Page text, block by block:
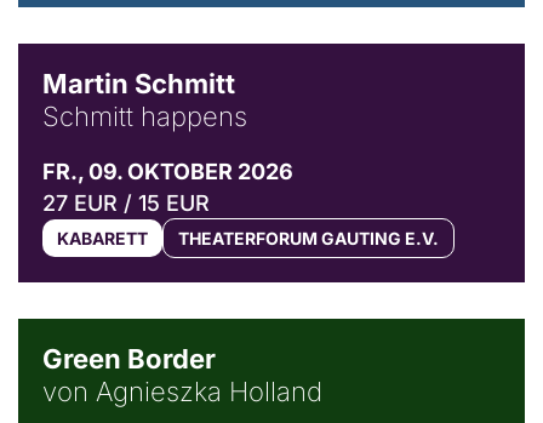
Martin Schmitt
Schmitt happens
FR., 09. OKTOBER 2026
27 EUR / 15 EUR
KABARETT THEATERFORUM GAUTING E.V.
Green Border
von Agnieszka Holland